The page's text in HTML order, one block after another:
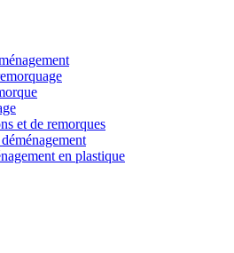
et de remorques
en plastique